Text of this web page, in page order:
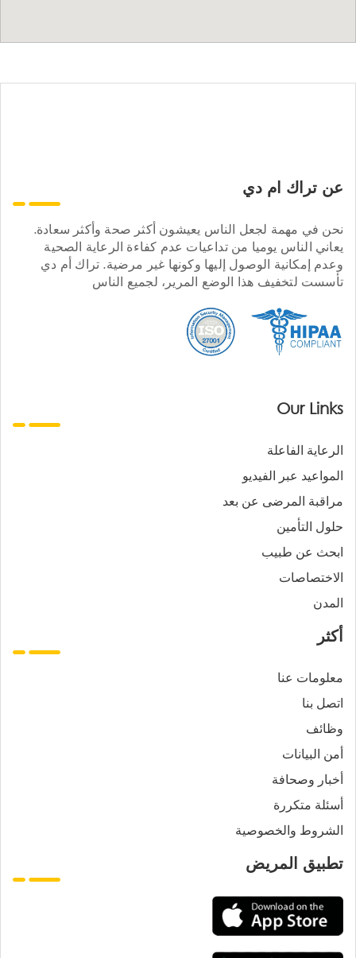
عن تراك ام دي
نحن في مهمة لجعل الناس يعيشون أكثر صحة وأكثر سعادة.
يعاني الناس يوميا من تداعيات عدم كفاءة الرعاية الصحية
وعدم إمكانية الوصول إليها وكونها غير مرضية. تراك أم دي
تأسست لتخفيف هذا الوضع المرير، لجميع الناس
Our Links
الرعاية الفاعلة
المواعيد عبر الفيديو
مراقبة المرضى عن بعد
حلول التأمين
ابحث عن طبيب
الاختصاصات
المدن
أكثر
معلومات عنا
اتصل بنا
وظائف
أمن البيانات
أخبار وصحافة
أسئلة متكررة
الشروط والخصوصية
تطبيق المريض